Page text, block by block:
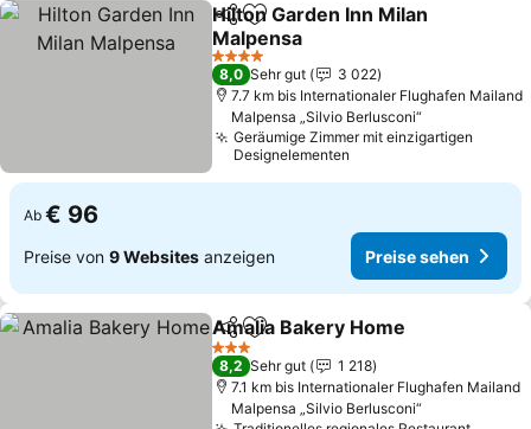
TeilenZu Favoriten hinzufügen
Hilton Garden Inn Milan
Malpensa
Preise sehen
4 Sterne
8,0 Sehr gut
3 022
7.7 km bis Internationaler Flughafen Mailand
Malpensa „Silvio Berlusconi“
Geräumige Zimmer mit einzigartigen
Designelementen
Ab € 96
Preise von 9 Websites anzeigen Preise sehen
TeilenZu Favoriten hinzufügen
Amalia Bakery Home
3 Sterne
8,2 Sehr gut
1 218
7.1 km bis Internationaler Flughafen Mailand
Malpensa „Silvio Berlusconi“